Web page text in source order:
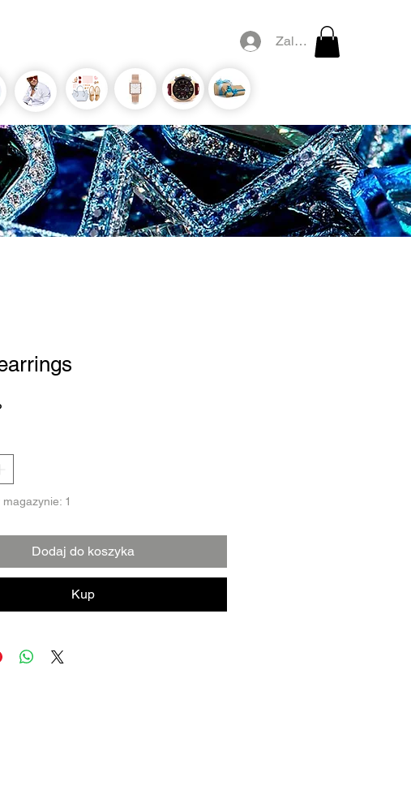
Zaloguj się
magazynie: 1
Dodaj do koszyka
Kup